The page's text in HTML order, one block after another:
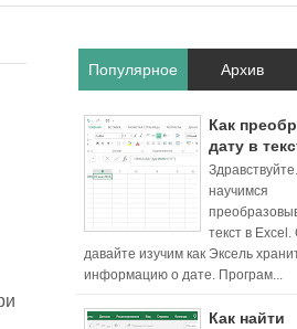
Популярное Архив
Как
дату в
научимся
текст в
давайте изучим как Эксель
информацию о дате. Програм...
Как найти